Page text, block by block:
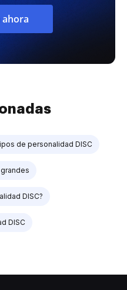
ahora
de personalidad DISC
DISC?
DISC